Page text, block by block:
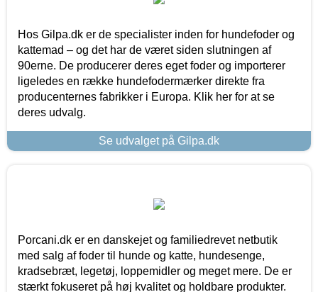
Hos Gilpa.dk er de specialister inden for hundefoder og
kattemad – og det har de været siden slutningen af
90erne. De producerer deres eget foder og importerer
ligeledes en række hundefodermærker direkte fra
producenternes fabrikker i Europa. Klik her for at se
deres udvalg.
Se udvalget på Gilpa.dk
Porcani.dk er en danskejet og familiedrevet netbutik
med salg af foder til hunde og katte, hundesenge,
kradsebræt, legetøj, loppemidler og meget mere. De er
stærkt fokuseret på høj kvalitet og holdbare produkter.